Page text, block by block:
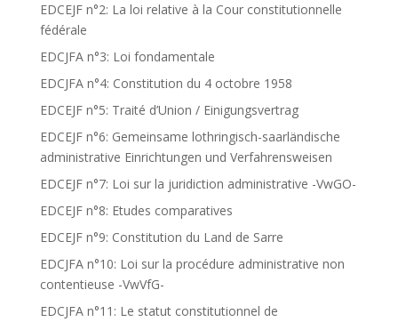
EDCEJF n°2: La loi relative à la Cour constitutionnelle
fédérale
EDCJFA n°3: Loi fondamentale
EDCJFA n°4: Constitution du 4 octobre 1958
EDCEJF n°5: Traité d’Union / Einigungsvertrag
EDCEJF n°6: Gemeinsame lothringisch-saarländische
administrative Einrichtungen und Verfahrensweisen
EDCEJF n°7: Loi sur la juridiction administrative -VwGO-
EDCEJF n°8: Etudes comparatives
EDCEJF n°9: Constitution du Land de Sarre
EDCJFA n°10: Loi sur la procédure administrative non
contentieuse -VwVfG-
EDCJFA n°11: Le statut constitutionnel de